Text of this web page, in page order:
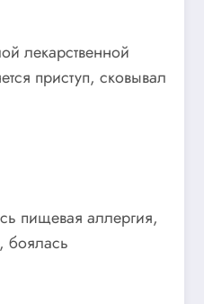
лекарственной
приступ, сковывал
пищевая аллергия,
боялась